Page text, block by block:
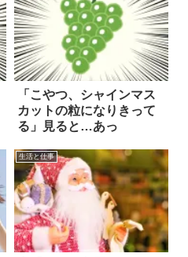
「こやつ、シャインマス
カットの粒になりきって
る」見ると…あっ
生活と仕事